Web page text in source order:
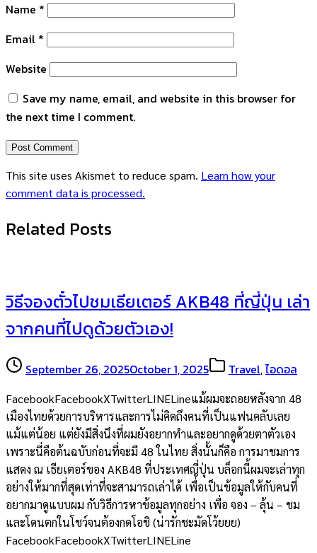
Name *
Email *
Website
Save my name, email, and website in this browser for
the next time I comment.
This site uses Akismet to reduce spam. Learn how your
comment data is processed.
Related Posts
วิธีจองตั๋วไปชมเธียเตอร์ AKB48 ที่ญี่ปุ่น เล่า
จากคนที่ไปดูด้วยตัวเอง!
September 26, 2025October 1, 2025 Travel,ไอดอล
FacebookFacebookXTwitterLINELineแม้ผมจะถอยหลังจาก 48
เมืองไทยด้วยการบริหารและการไม่คิดถึงคนที่เป็นแฟนคลับเลย
แม้แต่น้อย แต่ยังมีสิ่งนึงที่ผมยังอยากทำและอยากดูด้วยตาตัวเอง
เพราะนี่คือต้นฉบับก่อนที่จะมี 48 ในไทย สิ่งนั้นก็คือ การมาชมการ
แสดง ณ เธียเตอร์ของ AKB48 ที่ประเทศญี่ปุ่น บล็อกนี้ผมจะเล่าทุก
อย่างให้มากที่สุดเท่าที่จะสามารถเล่าได้ เพื่อเป็นข้อมูลให้กับคนที่
อยากมาดูแบบผม กับวิธีการหาข้อมูลทุกอย่าง เพื่อ จอง – ลุ้น – ชม
และโดนตกในโชว์จนต้องกดโอชิ (น่ารักชะมัดโว้ยยย)
FacebookFacebookXTwitterLINELine